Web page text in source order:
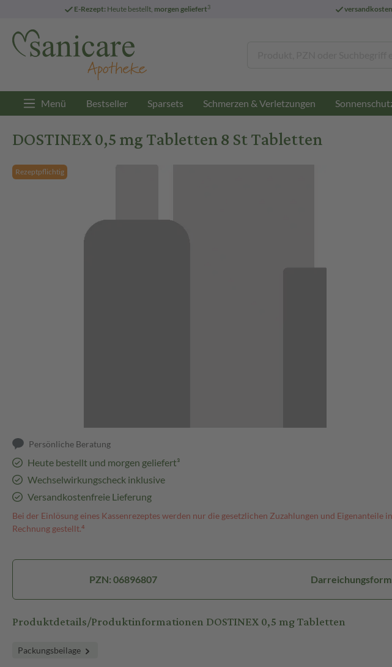
E-Rezept: Heute bestellt, morgen geliefert3
Menü Bestseller Sparsets Schmerzen & Verletzungen
DOSTINEX 0,5 mg Tabletten 8 St Tabletten
Rezeptpflichtig
Persönliche Beratung
Heute bestellt und morgen geliefert³
Wechselwirkungscheck inklusive
Versandkostenfreie Lieferung
Bei der Einlösung eines Kassenrezeptes werden nur die gesetzlichen Zuzahlungen und Eigenanteile in
Rechnung gestellt.⁴
PZN: 06896807
Produktdetails/Produktinformationen DOSTINEX 0,5 mg Tabletten
Packungsbeilage